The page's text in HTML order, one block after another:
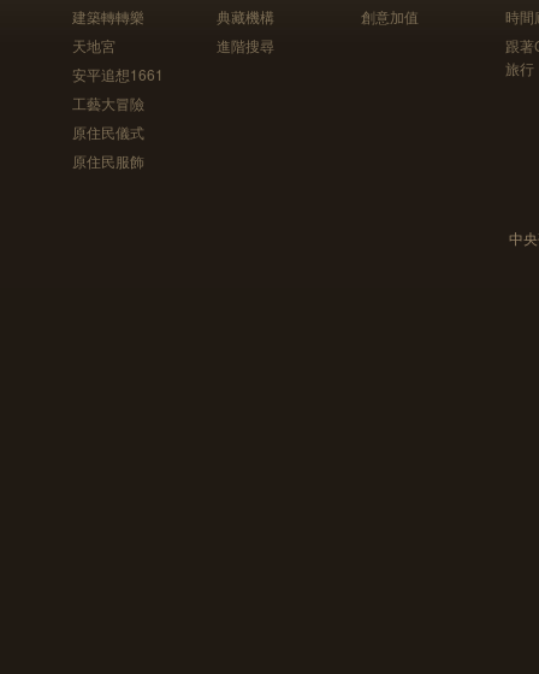
建築轉轉樂
天地宮
安平追想1661
工藝大冒險
原住民儀式
原住民服飾
典藏機構
進階搜尋
創意加值
時間
跟
旅行
中